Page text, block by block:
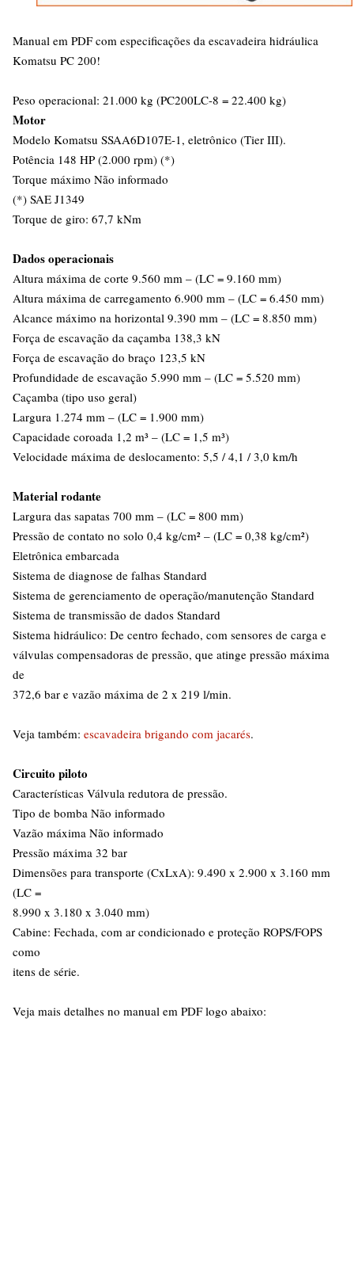
Manual em PDF com especificações da escavadeira hidráulica
Komatsu PC 200!
Peso operacional: 21.000 kg (PC200LC-8 = 22.400 kg)
Motor
Modelo Komatsu SSAA6D107E-1, eletrônico (Tier III).
Potência 148 HP (2.000 rpm) (*)
Torque máximo Não informado
(*) SAE J1349
Torque de giro: 67,7 kNm
Dados operacionais
Altura máxima de corte 9.560 mm – (LC = 9.160 mm)
Altura máxima de carregamento 6.900 mm – (LC = 6.450 mm)
Alcance máximo na horizontal 9.390 mm – (LC = 8.850 mm)
Força de escavação da caçamba 138,3 kN
Força de escavação do braço 123,5 kN
Profundidade de escavação 5.990 mm – (LC = 5.520 mm)
Caçamba (tipo uso geral)
Largura 1.274 mm – (LC = 1.900 mm)
Capacidade coroada 1,2 m³ – (LC = 1,5 m³)
Velocidade máxima de deslocamento: 5,5 / 4,1 / 3,0 km/h
Material rodante
Largura das sapatas 700 mm – (LC = 800 mm)
Pressão de contato no solo 0,4 kg/cm² – (LC = 0,38 kg/cm²)
Eletrônica embarcada
Sistema de diagnose de falhas Standard
Sistema de gerenciamento de operação/manutenção Standard
Sistema de transmissão de dados Standard
Sistema hidráulico: De centro fechado, com sensores de carga e
válvulas compensadoras de pressão, que atinge pressão máxima
de
372,6 bar e vazão máxima de 2 x 219 l/min.
Veja também: escavadeira brigando com jacarés.
Circuito piloto
Características Válvula redutora de pressão.
Tipo de bomba Não informado
Vazão máxima Não informado
Pressão máxima 32 bar
Dimensões para transporte (CxLxA): 9.490 x 2.900 x 3.160 mm
(LC =
8.990 x 3.180 x 3.040 mm)
Cabine: Fechada, com ar condicionado e proteção ROPS/FOPS
como
itens de série.
Veja mais detalhes no manual em PDF logo abaixo: